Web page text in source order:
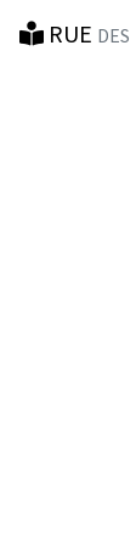
RUE DES